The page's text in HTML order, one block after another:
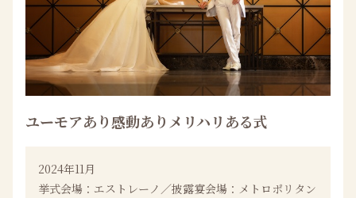
ユーモアあり感動ありメリハリある式
2024年11月
挙式会場：エストレーノ／披露宴会場：メトロポリタン